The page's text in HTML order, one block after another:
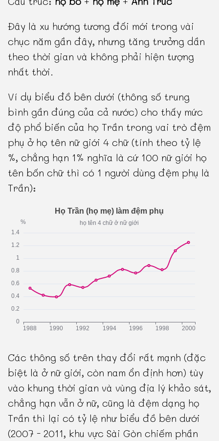
Đây là xu hướng tương đối mới trong vài
chục năm gần đây, nhưng tăng trưởng dần
theo thời gian và không phải hiện tượng
nhất thời.
Ví dụ biểu đồ bên dưới (thông số trung
bình gần đúng của cả nước) cho thấy mức
độ phổ biến của họ Trần trong vai trò đệm
phụ ở họ tên nữ giới 4 chữ (tính theo tỷ lệ
%, chẳng hạn 1% nghĩa là cứ 100 nữ giới họ
tên bốn chữ thì có 1 người dùng đệm phụ là
Trần):
Các thông số trên thay đổi rất mạnh (đặc
biệt là ở nữ giới, còn nam ổn định hơn) tùy
vào khung thời gian và vùng địa lý khảo sát,
chẳng hạn vẫn ở nữ, cũng là đệm dạng họ
Trần thì lại có tỷ lệ như biểu đồ bên dưới
(2007 - 2011, khu vực Sài Gòn chiếm phần